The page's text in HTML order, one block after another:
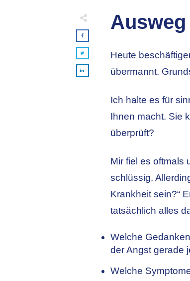
Heute
übermannt.
Ich halte es für
Ihnen macht. Sie
überprüft?
Mir fiel es oftmals
schlüssig.
Krankheit sein?“
tatsächlich alles
Welche
der Angst gerade
Welche